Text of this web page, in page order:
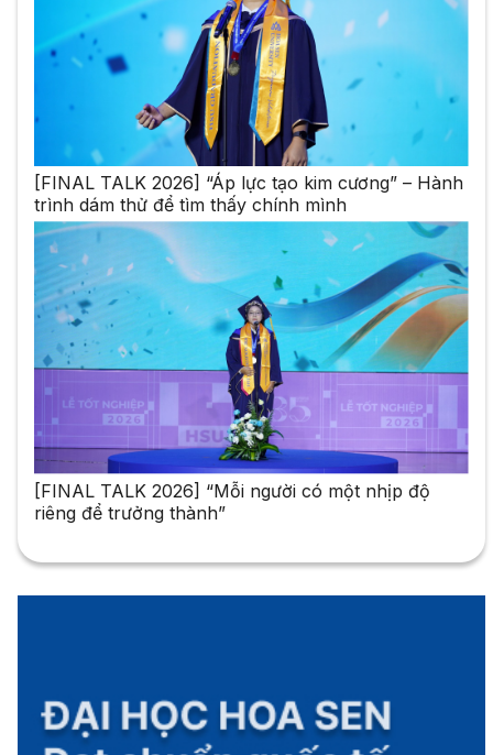
[FINAL TALK 2026] “Áp lực tạo kim cương” – Hành
trình dám thử để tìm thấy chính mình
[FINAL TALK 2026] “Mỗi người có một nhịp độ
riêng để trưởng thành”